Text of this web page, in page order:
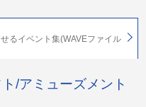
るイベント集(WAVEファイル
/アミューズメント